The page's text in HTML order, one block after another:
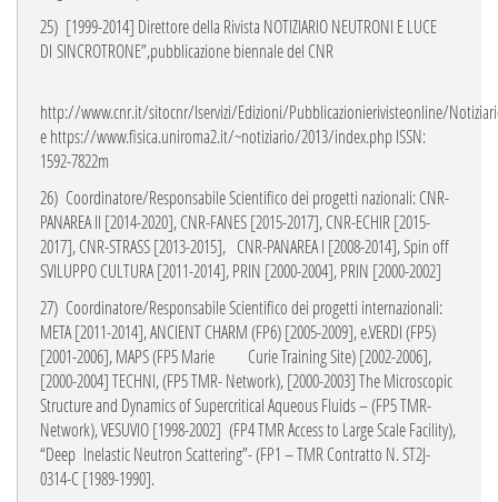
25) [1999-2014] Direttore della Rivista NOTIZIARIO NEUTRONI E LUCE
DI SINCROTRONE”,pubblicazione biennale del CNR
http://www.cnr.it/sitocnr/Iservizi/Edizioni/Pubblicazionierivisteonline/
ehttps://www.fisica.uniroma2.it/~notiziario/2013/index.php ISSN:
1592-7822m
26) Coordinatore/Responsabile Scientifico dei progetti nazionali: CNR-
PANAREA II [2014-2020], CNR-FANES [2015-2017], CNR-ECHIR [2015-
2017], CNR-STRASS [2013-2015], CNR-PANAREA I [2008-2014], Spin off
SVILUPPO CULTURA [2011-2014], PRIN [2000-2004], PRIN [2000-2002]
27) Coordinatore/Responsabile Scientifico dei progetti internazionali:
META [2011-2014], ANCIENT CHARM (FP6) [2005-2009], e.VERDI (FP5)
[2001-2006], MAPS (FP5 Marie
Curie Training Site) [2002-2006],
[2000-2004] TECHNI, (FP5TMR- Network), [2000-2003]The Microscopic
Structure and Dynamics of Supercritical Aqueous Fluids– (FP5 TMR-
Network), VESUVIO [1998-2002] (FP4 TMR Access to Large Scale Facility),
“Deep Inelastic Neutron Scattering”- (FP1 – TMR Contratto N. ST2J-
0314-C [1989-1990].